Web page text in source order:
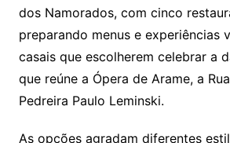
dos Namorados, com cinco
preparando menus e experiências
casais que escolherem celebrar a
que reúne a Ópera de Arame, a
Pedreira Paulo Leminski.
As opções agradam diferentes